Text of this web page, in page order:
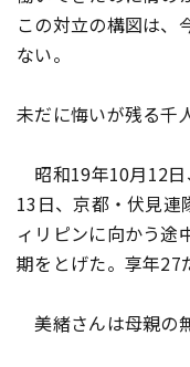
この対立の構図は、
ない。
未だに悔いが残る千
昭和19年10月12日
13日、京都・伏見連
ィリピンに向かう途
期をとげた。享年27
美緒さんは母親の